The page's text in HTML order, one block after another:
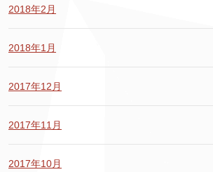
2018年2月
2018年1月
2017年12月
2017年11月
2017年10月